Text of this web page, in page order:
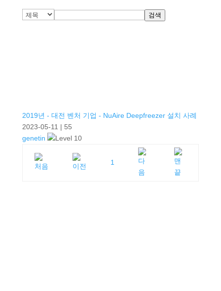
검색
2019년 - 대전 벤처 기업 - NuAire Deepfreezer 설치 사례
2023-05-11 | 55
genetin
1